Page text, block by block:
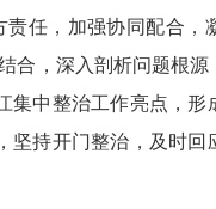
任，加强协同配合，
合，深入剖析问题根源
中整治工作亮点，形
持开门整治，及时回